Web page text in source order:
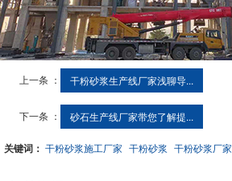
上一条 ： 干粉砂浆生产线厂家浅聊导...
下一条 ： 砂石生产线厂家带您了解提...
关键词： 干粉砂浆施工厂家 干粉砂浆 干粉砂浆厂家